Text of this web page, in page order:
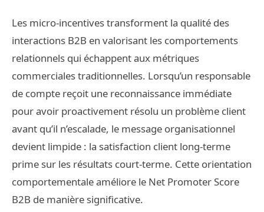
Les micro-incentives transforment la qualité des
interactions B2B en valorisant les comportements
relationnels qui échappent aux métriques
commerciales traditionnelles. Lorsqu’un responsable
de compte reçoit une reconnaissance immédiate
pour avoir proactivement résolu un problème client
avant qu’il n’escalade, le message organisationnel
devient limpide : la satisfaction client long-terme
prime sur les résultats court-terme. Cette orientation
comportementale améliore le Net Promoter Score
B2B de manière significative.